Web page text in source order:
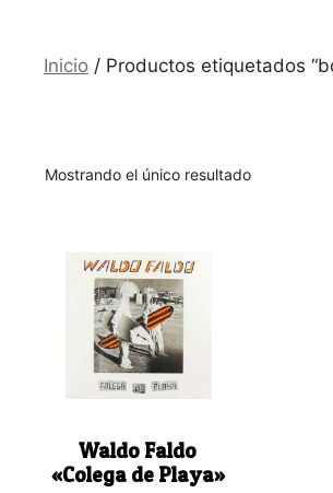
Inicio / Productos etiquetados
Mostrando el único resultado
Waldo Faldo
«Colega de Playa»